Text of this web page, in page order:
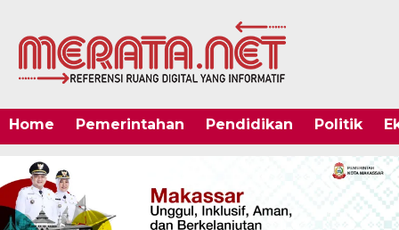
Home Pemerintahan Pendidikan Politik